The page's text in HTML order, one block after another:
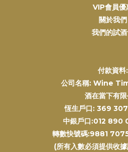
VIP會員優
關於我們
我們的試
付款資料:
公司名稱: Wine
酒在當下有限
恆生戶口: 369
中銀戶口:012 890
轉數快號碼:9881
(所有入數必須提供收